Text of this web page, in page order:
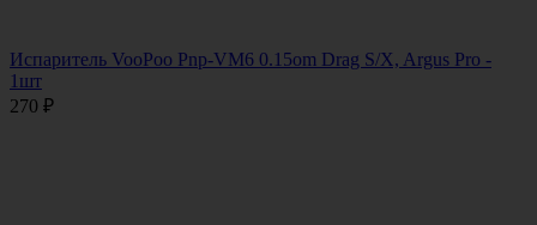
Испаритель VooPoo Pnp-VM6 0.15om Drag S/X, Argus Pro -
1шт
270 ₽